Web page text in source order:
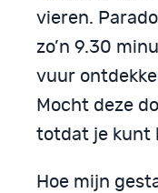
vieren.
zo’n 9.30
vuur
Mocht deze
totdat je kunt
Hoe mijn